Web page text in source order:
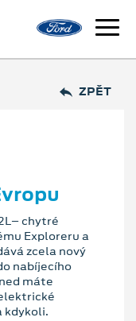
ZPĚT
chytré
Exploreru a
zcela nový
nabíjecího
máte
kdykoli.